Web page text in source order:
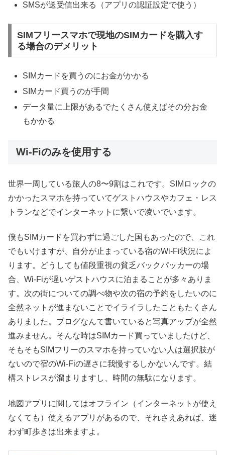
SMSが送受信出来る（アプリの認証設定で使う）
SIMフリースマホで現地のSIMカードを購入す
る場合のデメリット
SIMカードを買うのにお金がかかる
SIMカード買うのが手間
データ量に上限があるでたくさん使えばその分お金
もかかる
Wi-Fiのみを使用する
世界一周している旅人の8〜9割はこれです。SIMロックの
かかったスマホを持っていてゲストハウスやカフェ・レス
トランなどでインターネットに繋いで凌いでいます。
僕もSIMカードを買わずに過ごした国もあったので、これ
でもいけますが、自分が止まっている宿のWi-Fi状況によ
ります。どうしても値段重視の貧乏バックパッカーの場
合、Wi-Fiが遅いゲストハウスに泊まることが多々ありま
す。次の街についての調べ物や次の宿の予約をしたいのに
全然ネットが進まないことでイライラしたこともたくさん
ありました。ブログなんて書いていると写真アップが全然
進みません。そんな時はSIMカード買っていましたけど、
そもそもSIMフリーのスマホを持っていない人は選択肢が
ないので宿のWi-Fiの遅さに我慢するしかないんです。結
構ストレスが溜まりますし、時間の無駄になります。
地図アプリに関してはオフライン（インターネットが使え
なくても）使えるアプリがあるので、それさえあれば、迷
わず町歩きは出来ますよ。